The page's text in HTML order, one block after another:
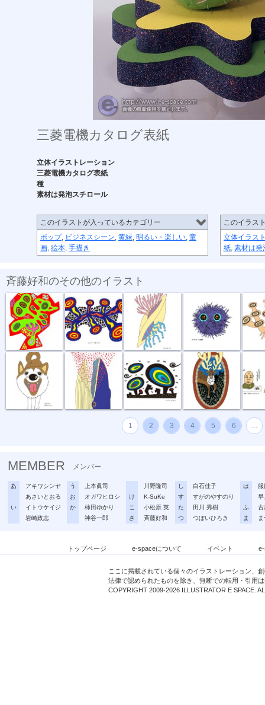
三菱電機カタログ表紙
立体イラストレーション
三菱電機カタログ表紙
種
素材は発泡スチロール
このイラストが入っているカテゴリー
ポップ, ビジネスシーン, 黄緑, 明るい・楽しい, 童
画, 絵本, 手描き
このイラス
立体イラス
紙, 素材は発
斉藤好和のその他のイラスト
めぐる想い 放電１秒前 貝
お散歩行こうよ 食事風景 ク... 風が強い夜
1 2 3 4 5 6 …
MEMBER メンバー
あ
アキワシンヤ
あさいとおる
い
イトウケイジ
岩崎政志
う
上本眞司
お
オガワヒロシ
か
柿田ゆかり
神谷一郎
川野隆司
け
K-SuKe
こ
小松原 英
さ
斉藤好和
し
白石佳子
す
すがのやすのり
た
田川 秀樹
つ
つぼいひろき
は
早
ふ
古
ま
トップページ e-spaceについて イベント
ここに掲載されている個々のイラストレーション、
法律で認められたものを除き、無断での転用・引用
COPYRIGHT 2009-2026 ILLUSTRATOR E SPACE.